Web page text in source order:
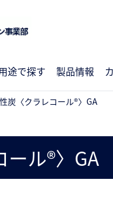
途で探す 製品情報
炭〈クラレコール®〉GA
ル®〉GA